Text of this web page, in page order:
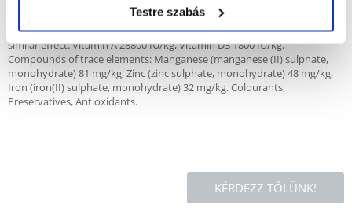
Testre szabás
Vitamins, pro-vitamins and chemically well-defined substances having
similar effect: Vitamin A 28800 IU/kg, Vitamin D3 1800 IU/kg.
Compounds of trace elements: Manganese (manganese (II) sulphate,
monohydrate) 81 mg/kg, Zinc (zinc sulphate, monohydrate) 48 mg/kg,
Iron (iron(II) sulphate, monohydrate) 32 mg/kg. Colourants,
Preservatives, Antioxidants.
KÉRDEZZ TŐLÜNK!